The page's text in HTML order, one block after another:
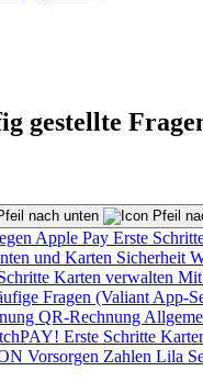
gestellte
Apple Pay Erste
und Karten Sicherheit
Karten verwalten Mit
Fragen (Valiant App-
QR-Rechnung
Erste Schritte
Vorsorgen Zahlen Lila